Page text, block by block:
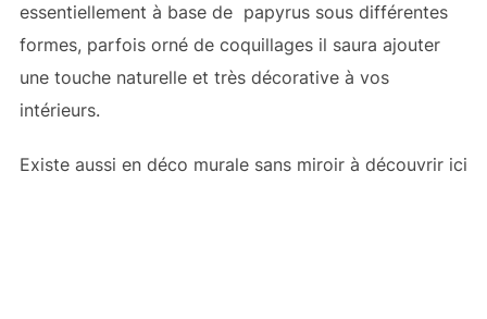
essentiellement à base de papyrus sous différentes
formes, parfois orné de coquillages il saura ajouter
une touche naturelle et très décorative à vos
intérieurs.
Existe aussi en déco murale sans miroir à découvrir ici